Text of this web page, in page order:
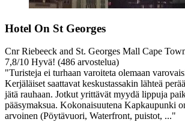
Hotel On St Georges
Cnr Riebeeck and St. Georges Mall Cape
7,8/10 Hyvä! (486 arvostelua)
"Turisteja ei turhaan varoiteta olemaan
Kerjäläiset saattavat keskustassakin lähteä
jätä rauhaan. Jotkut yrittävät myydä lippuja
pääsymaksua. Kokonaisuutena Kapkaupunki
arvoinen (Pöytävuori, Waterfront, puistot, ..."